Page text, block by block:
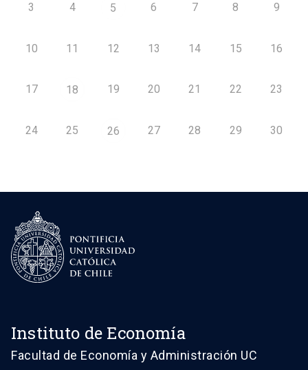
3 4 5 6 7 8 9
10 11 12 13 14 15 16
17 18 19 20 21 22 23
24 25 26 27 28 29 30
Instituto de Economía
Facultad de Economía y Administración UC